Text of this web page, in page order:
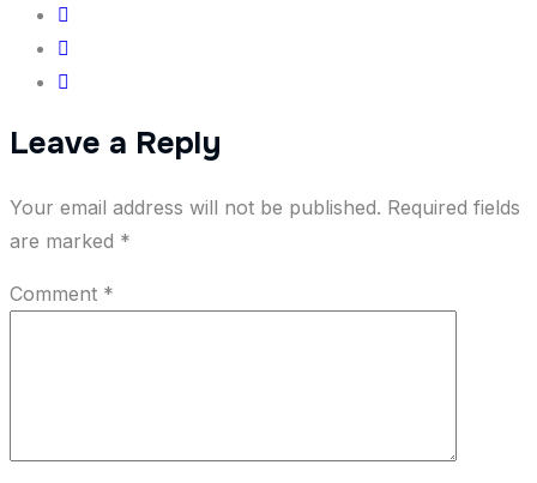
Leave a Reply
Your email address will not be published. Required fields
are marked *
Comment *